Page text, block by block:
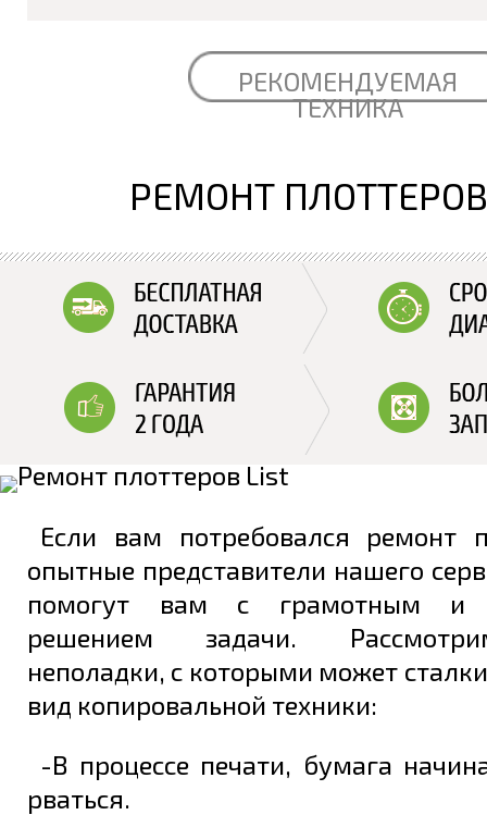
РЕКОМЕНДУЕМАЯ
ТЕХНИКА
РЕМОНТ ПЛОТТЕРОВ
Если вам потребовался ремонт
опытные представители нашего
помогут вам с грамотным и
решением задачи.
неполадки, с которыми может
вид копировальной техники:
-В процессе печати, бумага
рваться.